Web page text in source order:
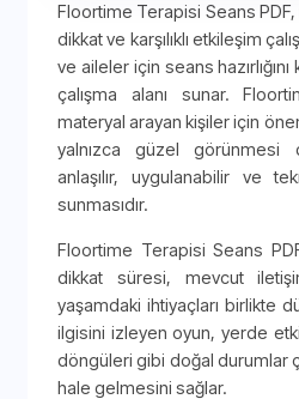
Floortime Terapisi Seans
dikkat ve karşılıklı etkileşim
ve aileler için seans
çalışma alanı sunar.
materyal arayan kişiler için
yalnızca güzel görünmesi
anlaşılır, uygulanabilir ve
sunmasıdır.
Floortime Terapisi Seans
dikkat süresi, mevcut
yaşamdaki ihtiyaçları birlikte
ilgisini izleyen oyun, yerde
döngüleri gibi doğal durumlar
hale gelmesini sağlar.